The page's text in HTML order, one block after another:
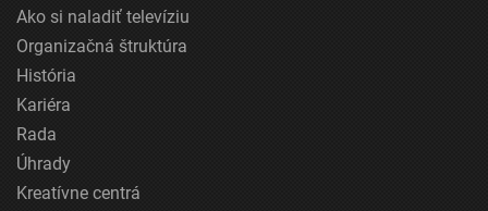
Ako si naladiť televíziu
Organizačná štruktúra
História
Kariéra
Rada
Úhrady
Kreatívne centrá